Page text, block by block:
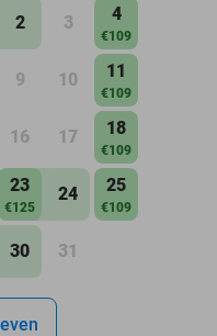
2 3 4
€109
9 10 11
€109
16 17 18
€109
23
€125
24 25
€109
30 31